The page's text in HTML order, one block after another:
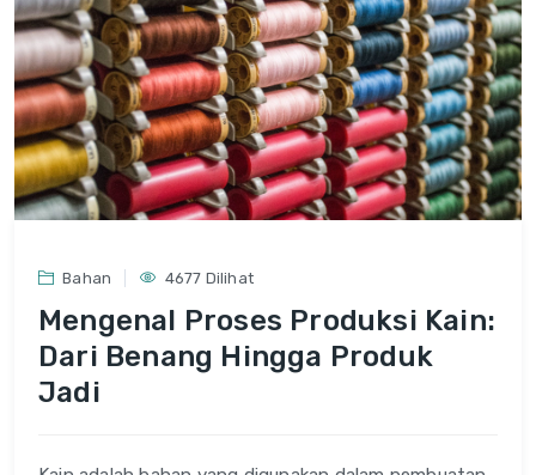
Bahan 4677 Dilihat
Mengenal Proses Produksi Kain:
Dari Benang Hingga Produk
Jadi